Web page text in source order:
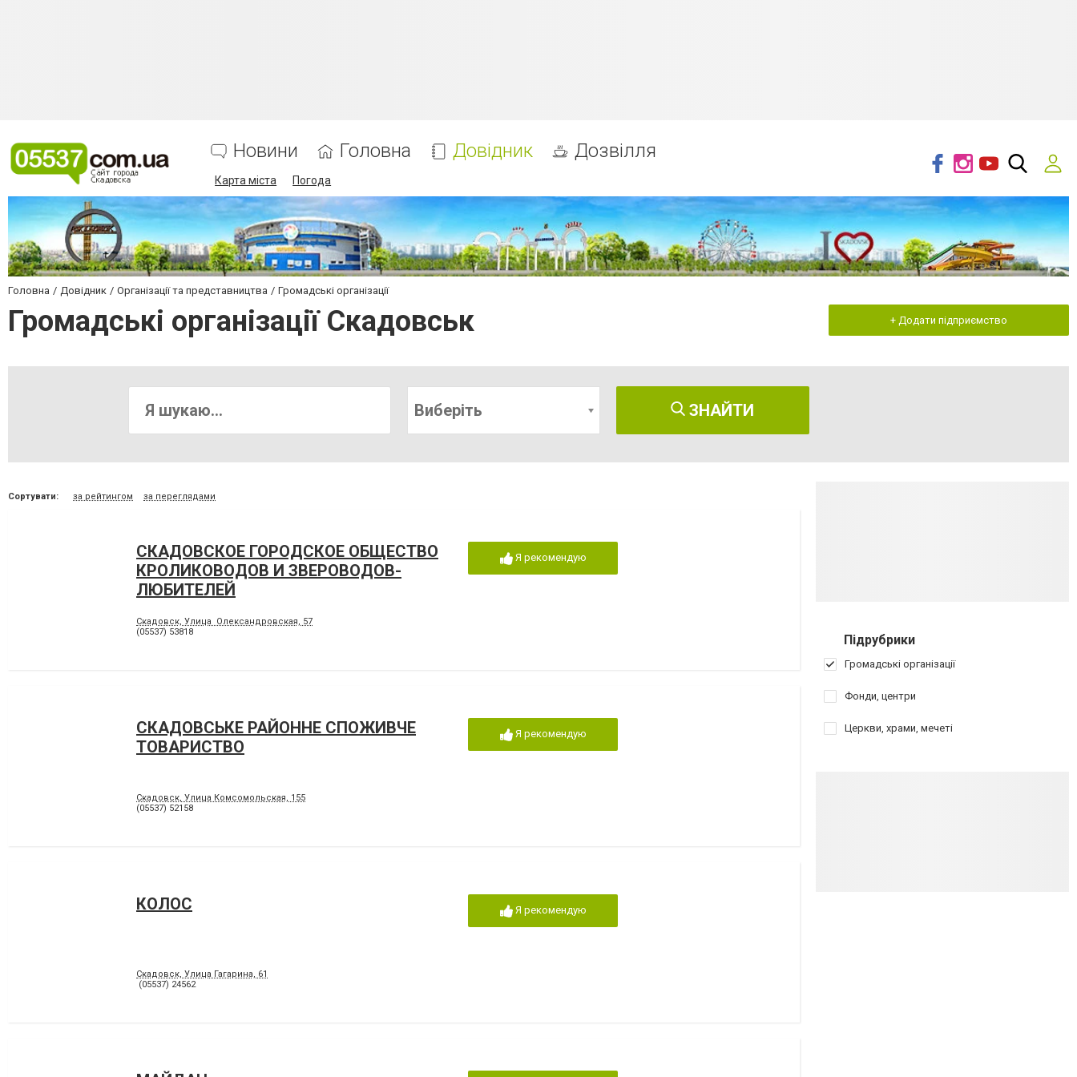
Новини Головна Довідник Дозвілля
Карта міста Погода
Головна Довідник Організації та представництва Громадські організації
Громадські організації Скадовськ + Додати підприємство
Виберіть ЗНАЙТИ
Сортувати: за рейтингом за переглядами
СКАДОВСКОЕ ГОРОДСКОЕ ОБЩЕСТВО
КРОЛИКОВОДОВ И ЗВЕРОВОДОВ-
ЛЮБИТЕЛЕЙ
Скадовск, Улица Олександровская, 57
(05537) 53818
Я рекомендую
СКАДОВСЬКЕ РАЙОННЕ СПОЖИВЧЕ
ТОВАРИСТВО
Скадовск, Улица Комсомольская, 155
(05537) 52158
Я рекомендую
КОЛОС
Скадовск, Улица Гагарина, 61
(05537) 24562
Я рекомендую
Підрубрики
Громадські організації
Фонди, центри
Церкви, храми, мечеті